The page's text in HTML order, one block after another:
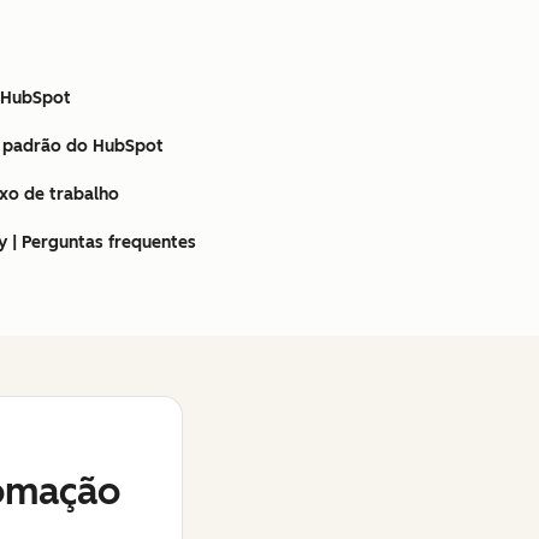
do HubSpot
de trabalho
| Perguntas frequentes